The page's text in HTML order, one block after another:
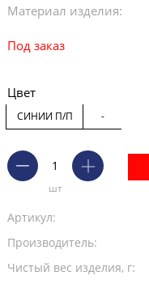
Материал изделия:
Под заказ
Цвет
СИНИЙ П/П -
шт
Артикул:
Производитель:
Чистый вес изделия, г: